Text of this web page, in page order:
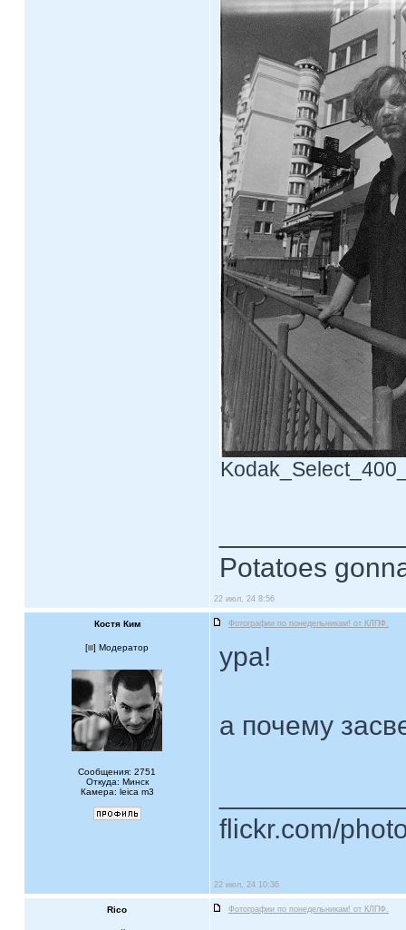
Potatoes
22 июл, 24 8:56
Костя Ким Фотографии по понедельникам! от КЛПФ.
[ ] Модератор
Сообщения: 2751
Откуда: Минск
Камера: leica m3
ура!
а почему
flickr.com/
22 июл, 24 10:36
Rico Фотографии по понедельникам! от КЛПФ.